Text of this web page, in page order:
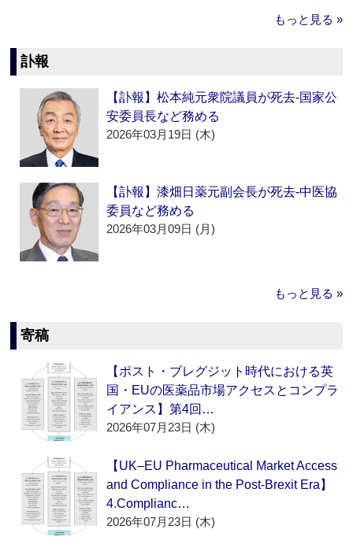
もっと見る »
訃報
【訃報】松本純元衆院議員が死去‐国家公
安委員長など務める
2026年03月19日 (木)
【訃報】漆畑日薬元副会長が死去‐中医協
委員など務める
2026年03月09日 (月)
もっと見る »
寄稿
【ポスト・ブレグジット時代における英
国・EUの医薬品市場アクセスとコンプラ
イアンス】第4回…
2026年07月23日 (木)
【UK–EU Pharmaceutical Market Access
and Compliance in the Post-Brexit Era】
4.Complianc…
2026年07月23日 (木)